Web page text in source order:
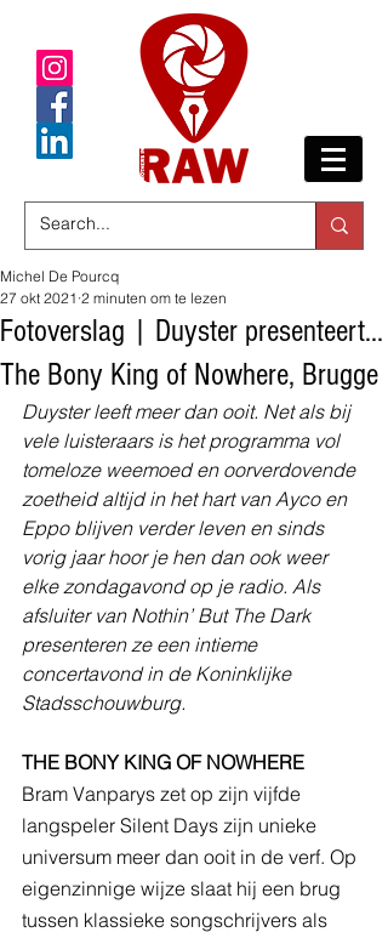
Fotoverslag | Duyster presenteert...
The Bony King of Nowhere, Brugge
Michel De Pourcq
27 okt 2021 2 minuten om te lezen
Duyster leeft meer dan ooit. Net als bij
vele luisteraars is het programma vol
tomeloze weemoed en oorverdovende
zoetheid altijd in het hart van Ayco en
Eppo blijven verder leven en sinds
vorig jaar hoor je hen dan ook weer
elke zondagavond op je radio. Als
afsluiter van Nothin’ But The Dark
presenteren ze een intieme
concertavond in de Koninklijke
Stadsschouwburg.
THE BONY KING OF NOWHERE
Bram Vanparys zet op zijn vijfde
langspeler Silent Days zijn unieke
universum meer dan ooit in de verf. Op
eigenzinnige wijze slaat hij een brug
tussen klassieke songschrijvers als